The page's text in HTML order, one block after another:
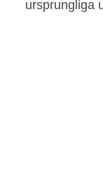
ursprungliga